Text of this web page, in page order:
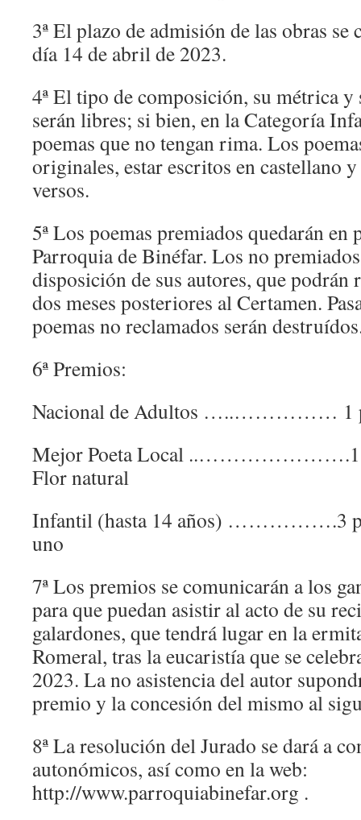
3ª El plazo de admisión de las obras se
día 14 de abril de 2023.
4ª El tipo de composición, su métrica
serán libres; si bien, en la Categoría
poemas que no tengan rima. Los
originales, estar escritos en castellano
versos.
5ª Los poemas premiados quedarán en
Parroquia de Binéfar. Los no
disposición de sus autores, que podrán
dos meses posteriores al Certamen.
poemas no reclamados serán
6ª Premios:
Nacional de Adultos …..…………… 1
Mejor Poeta Local ..………………….1
Flor natural
Infantil (hasta 14 años) …………….3
uno
7ª Los premios se comunicarán a los
para que puedan asistir al acto de su
galardones, que tendrá lugar en la
Romeral, tras la eucaristía que se
2023. La no asistencia del autor
premio y la concesión del mismo al
8ª La resolución del Jurado se dará a
autonómicos, así como en la web:
http://www.parroquiabinefar.org .